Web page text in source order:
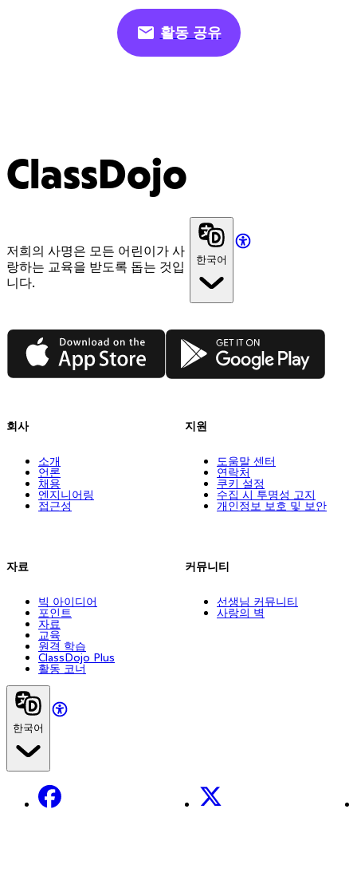
활동 공유
ClassDojo
저희의 사명은 모든 어린이가 사
랑하는 교육을 받도록 돕는 것입
니다.
한국어
App Store Google Play
회사
소개
언론
채용
엔지니어링
접근성
자료
빅 아이디어
포인트
자료
교육
원격 학습
ClassDojo Plus
활동 코너
지원
도움말 센터
연락처
쿠키 설정
수집 시 투명성 고지
개인정보 보호 및 보안
커뮤니티
선생님 커뮤니티
사랑의 벽
한국어
Facebook X